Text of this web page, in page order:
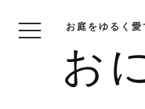
お
お庭をゆるく